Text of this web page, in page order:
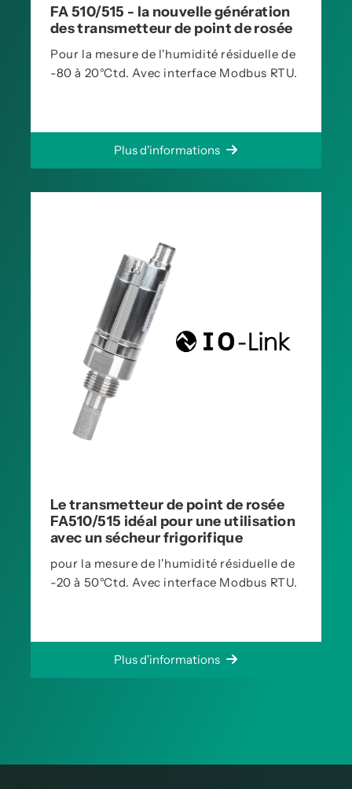
FA 510/515 - la nouvelle génération
des transmetteur de point de rosée
Pour la mesure de l'humidité résiduelle de
-80 à 20°Ctd. Avec interface Modbus RTU.
Plus d'informations
Le transmetteur de point de rosée
FA510/515 idéal pour une utilisation
avec un sécheur frigorifique
pour la mesure de l'humidité résiduelle de
-20 à 50°Ctd. Avec interface Modbus RTU.
Plus d'informations